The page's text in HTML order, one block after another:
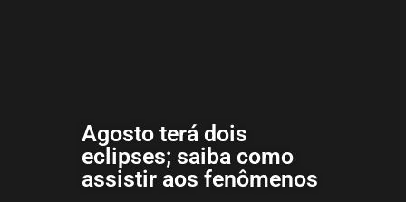
Agosto terá dois
eclipses; saiba como
assistir aos fenômenos